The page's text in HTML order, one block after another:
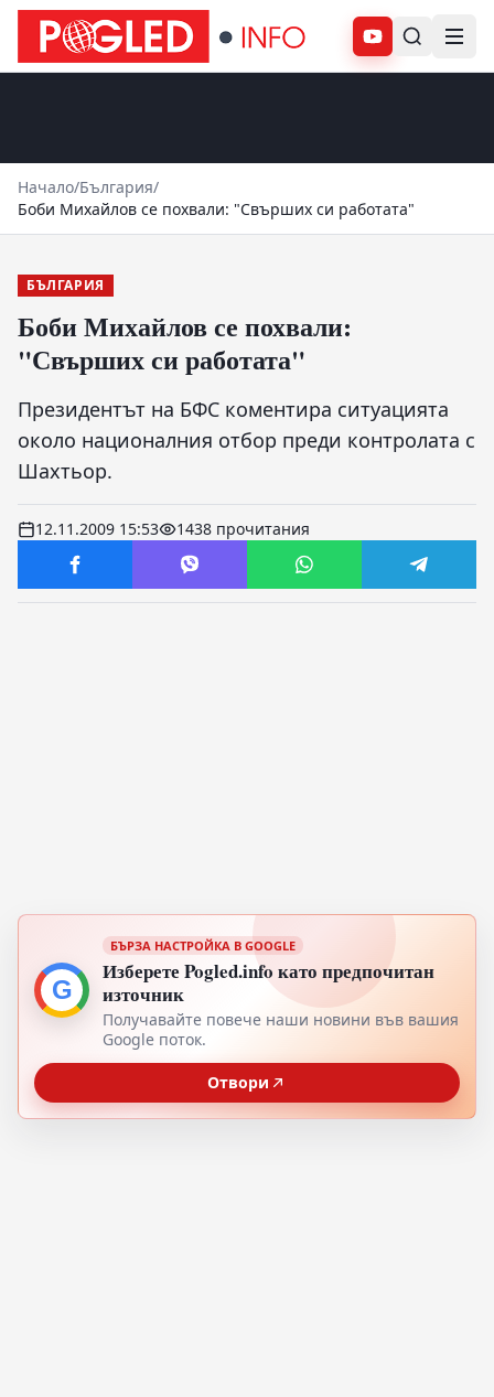
Абонирай се
Начало/България/
Боби Михайлов се похвали: "Свърших си работата"
БЪЛГАРИЯ
Боби Михайлов се похвали:
"Свърших си работата"
Президентът на БФС коментира ситуацията
около националния отбор преди контролата с
Шахтьор.
12.11.2009 15:53 1438 прочитания
G
БЪРЗА НАСТРОЙКА В GOOGLE
Изберете Pogled.info като предпочитан
източник
Получавайте повече наши новини във вашия
Google поток.
Отвори